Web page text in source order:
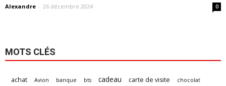
Alexandre - 26 décembre 2024 0
MOTS CLÉS
achat Avion banque bts cadeau carte de visite chocolat